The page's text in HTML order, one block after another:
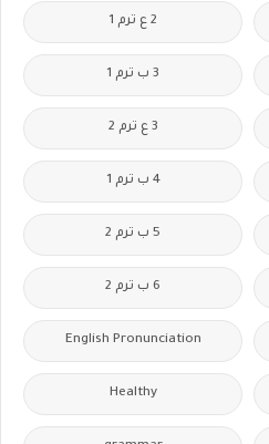
2 ع ترم 1
3 ب ترم 1
3 ع ترم 2
4 ب ترم 1
5 ب ترم 2
6 ب ترم 2
English Pronunciation
Healthy